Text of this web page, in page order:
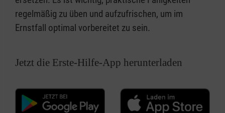
regelmäßig zu üben und aufzufrischen, um im
Ernstfall optimal vorbereitet zu sein.
Jetzt die Erste-Hilfe-App herunterladen